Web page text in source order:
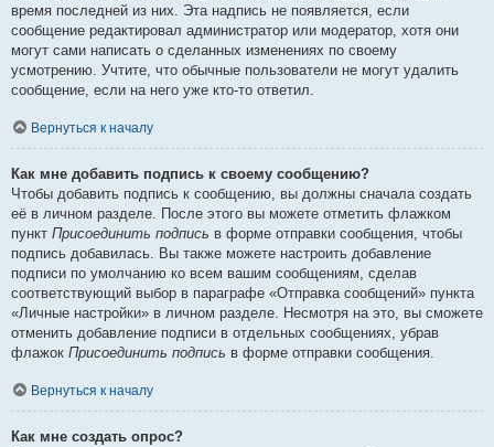
время последней из них. Эта надпись не появляется, если
сообщение редактировал администратор или модератор, хотя они
могут сами написать о сделанных изменениях по своему
усмотрению. Учтите, что обычные пользователи не могут удалить
сообщение, если на него уже кто-то ответил.
Вернуться к началу
Как мне добавить подпись к своему сообщению?
Чтобы добавить подпись к сообщению, вы должны сначала создать
её в личном разделе. После этого вы можете отметить флажком
пункт Присоединить подпись в форме отправки сообщения, чтобы
подпись добавилась. Вы также можете настроить добавление
подписи по умолчанию ко всем вашим сообщениям, сделав
соответствующий выбор в параграфе «Отправка сообщений» пункта
«Личные настройки» в личном разделе. Несмотря на это, вы сможете
отменить добавление подписи в отдельных сообщениях, убрав
флажок Присоединить подпись в форме отправки сообщения.
Вернуться к началу
Как мне создать опрос?